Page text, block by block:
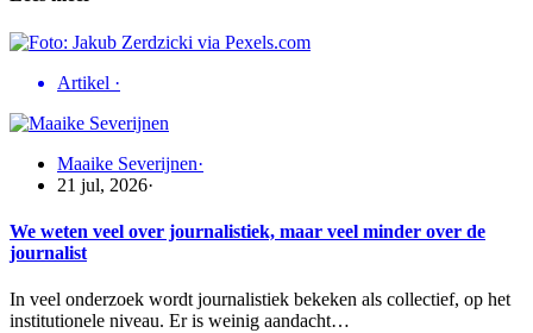
Artikel ·
Maaike Severijnen·
21 jul, 2026·
We weten veel over journalistiek, maar veel minder over de
journalist
In veel onderzoek wordt journalistiek bekeken als collectief, op het
institutionele niveau. Er is weinig aandacht…